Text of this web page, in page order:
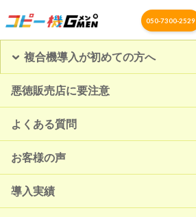
050-7300-2529
複合機導入が初めての方へ
悪徳販売店に要注意
よくある質問
お客様の声
導入実績